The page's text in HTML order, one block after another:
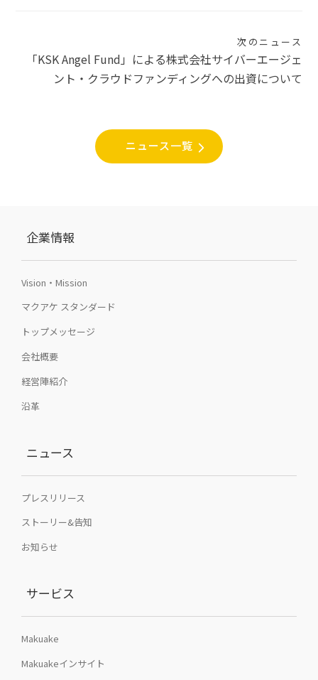
シ
次のニュース
「KSK Angel Fund」による株式会社サイバーエージェ
ント・クラウドファンディングへの出資について
ニュース一覧
企業情報
Vision・Mission
マクアケ スタンダード
トップメッセージ
会社概要
経営陣紹介
沿革
ニュース
プレスリリース
ストーリー&告知
お知らせ
サービス
Makuake
Makuakeインサイト